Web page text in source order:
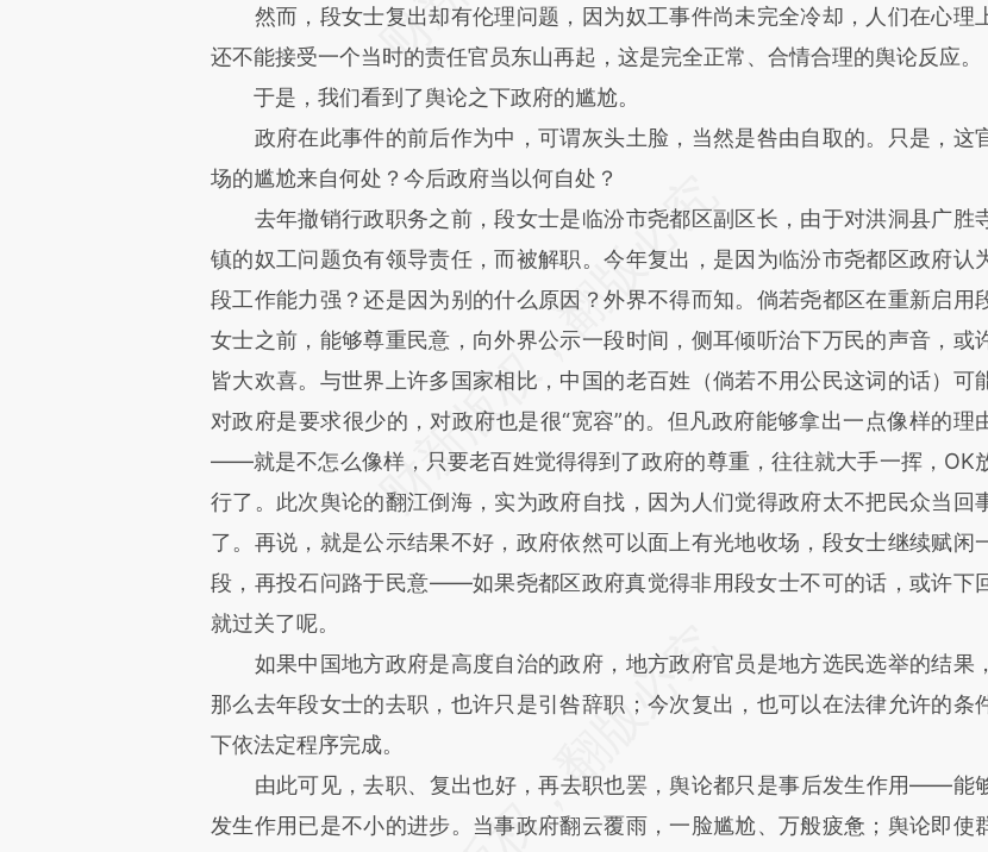
然而，段女士复出却有伦理问题，因为奴工事件尚未完全冷却，人们在心理
还不能接受一个当时的责任官员东山再起，这是完全正常、合情合理的舆论反应。
于是，我们看到了舆论之下政府的尴尬。
政府在此事件的前后作为中，可谓灰头土脸，当然是咎由自取的。只是，这
场的尴尬来自何处？今后政府当以何自处？
去年撤销行政职务之前，段女士是临汾市尧都区副区长，由于对洪洞县广胜
镇的奴工问题负有领导责任，而被解职。今年复出，是因为临汾市尧都区政府认
段工作能力强？还是因为别的什么原因？外界不得而知。倘若尧都区在重新启用
女士之前，能够尊重民意，向外界公示一段时间，侧耳倾听治下万民的声音，或
皆大欢喜。与世界上许多国家相比，中国的老百姓（倘若不用公民这词的话）可
对政府是要求很少的，对政府也是很“宽容”的。但凡政府能够拿出一点像样的理
——就是不怎么像样，只要老百姓觉得得到了政府的尊重，往往就大手一挥，OK
行了。此次舆论的翻江倒海，实为政府自找，因为人们觉得政府太不把民众当回
了。再说，就是公示结果不好，政府依然可以面上有光地收场，段女士继续赋闲
段，再投石问路于民意——如果尧都区政府真觉得非用段女士不可的话，或许下
就过关了呢。
如果中国地方政府是高度自治的政府，地方政府官员是地方选民选举的结果，
那么去年段女士的去职，也许只是引咎辞职；今次复出，也可以在法律允许的条
下依法定程序完成。
由此可见，去职、复出也好，再去职也罢，舆论都只是事后发生作用——能
发生作用已是不小的进步。当事政府翻云覆雨，一脸尴尬、万般疲惫；舆论即使